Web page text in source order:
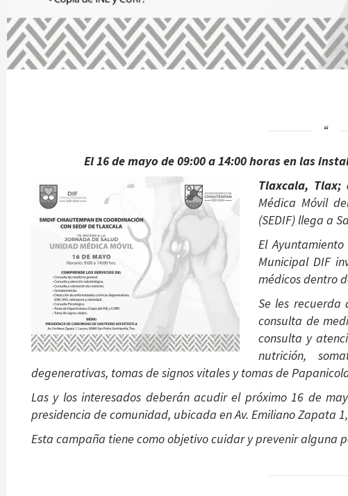
El 16 de mayo de 09:00 a 14:00 horas en las
Tlaxcala, Tlax;
Médica Móvil
(SEDIF) llega a
El
Municipal DIF
médicos dentro
Se les recuerda
consulta de
consulta y
nutrición,
degenerativas, tomas de signos vitales y tomas de
Las y los interesados deberán acudir el próximo 16 de
presidencia de comunidad, ubicada en Av. Emiliano Zapata
Esta campaña tiene como objetivo cuidar y prevenir alguna